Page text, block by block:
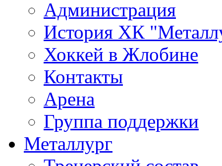
Администрация
История ХК
Хоккей в Жлобине
Контакты
Арена
Группа поддержки
Металлург